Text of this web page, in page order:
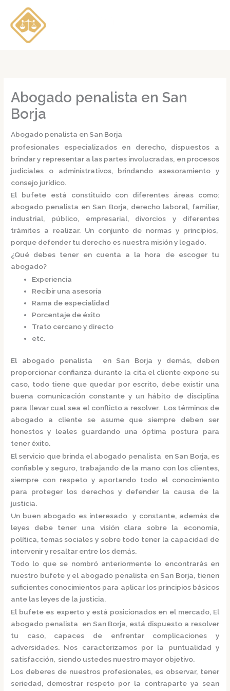
contenido
Abogado penalista en San
Borja
Abogado penalista en San Borja
profesionales especializados en derecho, dispuestos a
brindar y representar a las partes involucradas, en procesos
judiciales o administrativos, brindando asesoramiento y
consejo jurídico.
El bufete está constituido con diferentes áreas como:
abogado penalista en San Borja, derecho laboral, familiar,
industrial, público, empresarial, divorcios y diferentes
trámites a realizar. Un conjunto de normas y principios,
porque defender tu derecho es nuestra misión y legado.
¿Qué debes tener en cuenta a la hora de escoger tu
abogado?
Experiencia
Recibir una asesoría
Rama de especialidad
Porcentaje de éxito
Trato cercano y directo
etc.
El abogado penalista en San Borjay demás, deben
proporcionar confianza durante la cita el cliente expone su
caso, todo tiene que quedar por escrito, debe existir una
buena comunicación constante y un hábito de disciplina
para llevar cual sea el conflicto a resolver. Los términos de
abogado a cliente se asume que siempre deben ser
honestos y leales guardando una óptima postura para
tener éxito.
El servicio que brinda el abogado penalista en San Borja, es
confiable y seguro, trabajando de la mano con los clientes,
siempre con respeto y aportando todo el conocimiento
para proteger los derechos y defender la causa de la
justicia.
Un buen abogado es interesado y constante, además de
leyes debe tener una visión clara sobre la economía,
política, temas sociales y sobre todo tener la capacidad de
intervenir y resaltar entre los demás.
Todo lo que se nombró anteriormente lo encontrarás en
nuestro bufete y el abogado penalista en San Borja, tienen
suficientes conocimientos para aplicar los principios básicos
ante las leyes de la justicia.
El bufete es experto y está posicionados en el mercado, El
abogado penalista en San Borja, está dispuesto a resolver
tu caso, capaces de enfrentar complicaciones y
adversidades. Nos caracterizamos por la puntualidad y
satisfacción, siendo ustedes nuestro mayor objetivo.
Los deberes de nuestros profesionales, es observar, tener
seriedad, demostrar respeto por la contraparte ya sean